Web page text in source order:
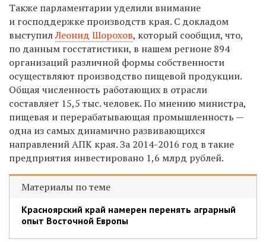
Также парламентарии уделили внимание
и господдержке производств края. С докладом
выступилЛеонид Шорохов, который сообщил, что,
по данным госстатистики, в нашем регионе 894
организаций различной формы собственности
осуществляют производство пищевой продукции.
Общая численность работающих в отрасли
составляет 15,5 тыс. человек. По мнению министра,
пищевая и перерабатывающая промышленность —
одна из самых динамично развивающихся
направлений АПК края. За 2014-2016 год в такие
предприятия инвестировано 1,6 млрд рублей.
Материалы по теме
Красноярский край намерен перенять аграрный
опыт Восточной Европы